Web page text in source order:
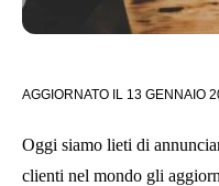
AGGIORNATO IL 13 GENNAIO
Oggi siamo lieti di
clienti nel mondo gli